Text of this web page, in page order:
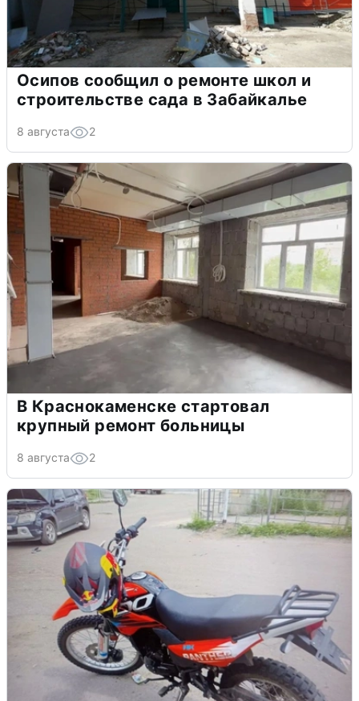
Осипов сообщил о ремонте школ и
строительстве сада в Забайкалье
8 августа 2
В Краснокаменске стартовал
крупный ремонт больницы
8 августа 2